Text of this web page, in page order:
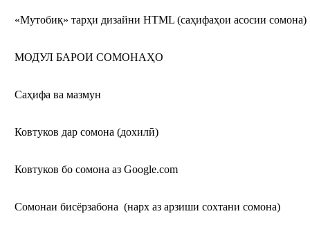
«Мутобиқ» тарҳи дизайни HTML (саҳифаҳои асосии сомона)
МОДУЛ БАРОИ СОМОНАҲО
Саҳифа ва мазмун
Ковтуков дар сомона (дохилӣ)
Ковтуков бо сомона аз Google.com
Сомонаи бисёрзабона (нарх аз арзиши сохтани сомона)